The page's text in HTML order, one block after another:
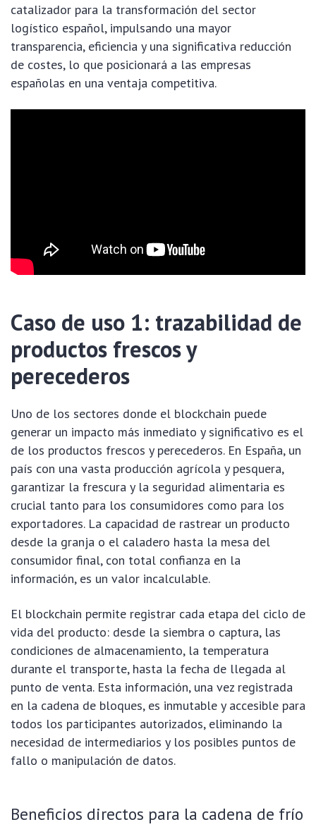
catalizador para la transformación del sector
logístico español, impulsando una mayor
transparencia, eficiencia y una significativa reducción
de costes, lo que posicionará a las empresas
españolas en una ventaja competitiva.
Caso de uso 1: trazabilidad de
productos frescos y
perecederos
Uno de los sectores donde el blockchain puede
generar un impacto más inmediato y significativo es el
de los productos frescos y perecederos. En España, un
país con una vasta producción agrícola y pesquera,
garantizar la frescura y la seguridad alimentaria es
crucial tanto para los consumidores como para los
exportadores. La capacidad de rastrear un producto
desde la granja o el caladero hasta la mesa del
consumidor final, con total confianza en la
información, es un valor incalculable.
El blockchain permite registrar cada etapa del ciclo de
vida del producto: desde la siembra o captura, las
condiciones de almacenamiento, la temperatura
durante el transporte, hasta la fecha de llegada al
punto de venta. Esta información, una vez registrada
en la cadena de bloques, es inmutable y accesible para
todos los participantes autorizados, eliminando la
necesidad de intermediarios y los posibles puntos de
fallo o manipulación de datos.
Beneficios directos para la cadena de frío